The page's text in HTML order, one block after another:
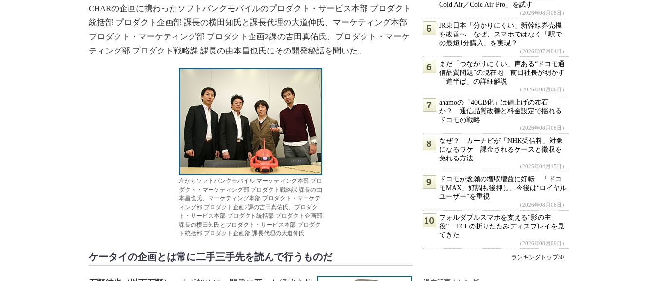
CHARの企画に携わったソフトバンクモバイルのプロダクト・サービス本部 プロダクト
統括部 プロダクト企画部 課長の横田知氏と課長代理の大道伸氏、マーケティング本部
プロダクト・マーケティング部 プロダクト企画2課の吉田真佑氏、プロダクト・マーケ
ティング部 プロダクト戦略課 課長の由本昌也氏にその開発秘話を聞いた。
左からソフトバンクモバイル マーケティング本部 プロ
ダクト・マーケティング部 プロダクト戦略課 課長の由
本昌也氏、マーケティング本部 プロダクト・マーケテ
ィング部 プロダクト企画2課の吉田真佑氏、プロダク
ト・サービス本部 プロダクト統括部 プロダクト企画部
課長の横田知氏とプロダクト・サービス本部 プロダク
ト統括部 プロダクト企画部 課長代理の大道伸氏
ケータイの企画とは常に二手三手先を読んで行うものだ
Cold Air／Cold Air Pro」を試す
（2026年08月08日）
JR東日本「分かりにくい」新幹線券売機
を改善へ なぜ、スマホではなく「駅で
の最短1分購入」を実現？
（2026年07月04日）
まだ「つながりにくい」声ある“ドコモ通
信品質問題”の現在地 前田社長が明かす
「道半ば」の詳細解説
（2026年08月06日）
ahamoの「40GB化」は値上げの布石
か？ 通信品質改善と料金設定で揺れる
ドコモの戦略
（2026年08月08日）
なぜ？ カーナビが「NHK受信料」対象
になるワケ 課金されるケースと徴収を
免れる方法
（2025年04月15日）
ドコモが念願の増収増益に好転 「ドコ
モMAX」好調も後押し、今後は“ロイヤル
ユーザー”を重視
（2026年08月06日）
フォルダブルスマホを支える“影の主
役” TCLの折りたたみディスプレイを見
てきた
（2026年08月09日）
ランキングトップ30